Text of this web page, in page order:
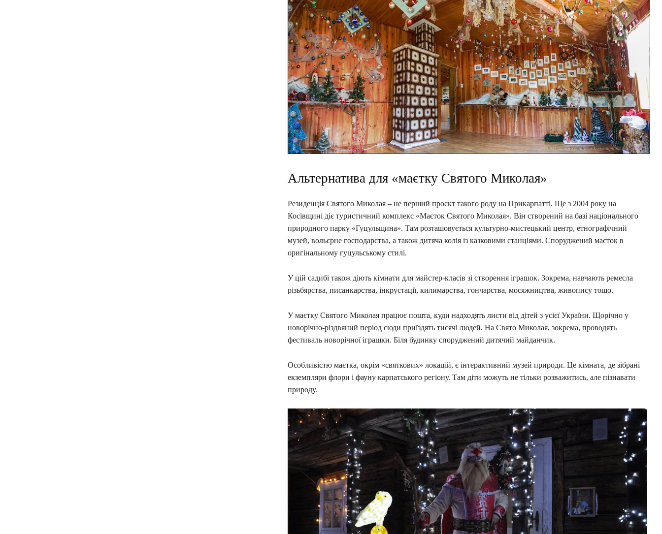
Альтернатива для «маєтку Святого Миколая»
Резиденція Святого Миколая – не перший проєкт такого роду на Прикарпатті. Ще з 2004 року на
Косівщині діє туристичний комплекс «Маєток Святого Миколая». Він створений на базі національного
природного парку «Гуцульщина». Там розташовується культурно-мистецький центр, етнографічний
музей, вольєрне господарства, а також дитяча колія із казковими станціями. Споруджений маєток в
оригінальному гуцульському стилі.
У цій садибі також діють кімнати для майстер-класів зі створення іграшок. Зокрема, навчають ремесла
різьбярства, писанкарства, інкрустації, килимарства, гончарства, мосяжництва, живопису тощо.
У маєтку Святого Миколая працює пошта, куди надходять листи від дітей з усієї України. Щорічно у
новорічно-різдвяний період сюди приїздять тисячі людей. На Свято Миколая, зокрема, проводять
фестиваль новорічної іграшки. Біля будинку споруджений дитячий майданчик.
Особливістю маєтка, окрім «святкових» локацій, є інтерактивний музей природи. Це кімната, де зібрані
екземпляри флори і фауну карпатського регіону. Там діти можуть не тільки розважитись, але пізнавати
природу.